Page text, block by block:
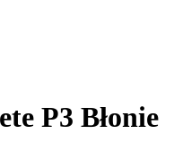
P3 Błonie